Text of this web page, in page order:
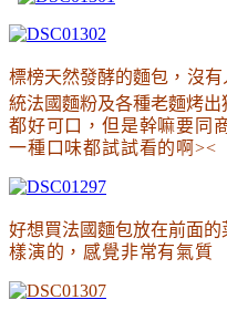
標榜天然發酵的麵包 ， 沒有
統法國麵粉及各種老麵烤
都好可口 ，但是幹嘛要同
一種口味都試試看的啊><
好想買法國麵包放在前面
樣演的 ，感覺非常有氣質